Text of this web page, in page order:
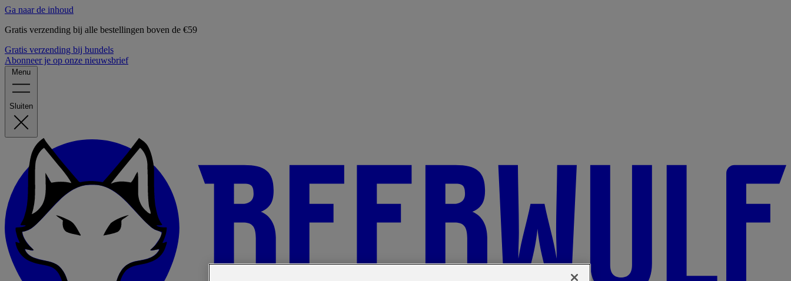
Ga naar de inhoud
Gratis verzending bij alle bestellingen boven de €59
Gratis verzending bij bundels
Abonneer je op onze nieuwsbrief
Menu
Sluiten